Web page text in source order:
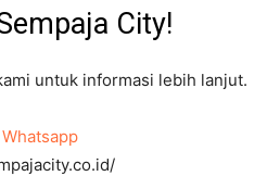
City!
untuk informasi lebih lanjut.
Whatsapp